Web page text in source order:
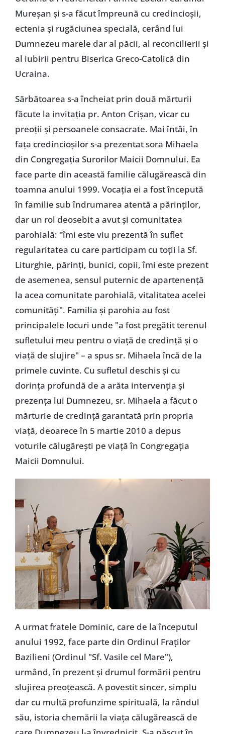
Mureşan şi s-a făcut împreună cu credincioşii,
ectenia şi rugăciunea specială, cerând lui
Dumnezeu marele dar al păcii, al reconcilierii şi
al iubirii pentru Biserica Greco-Catolică din
Ucraina.
Sărbătoarea s-a încheiat prin două mărturii
făcute la invitaţia pr. Anton Crişan, vicar cu
preoţii şi persoanele consacrate. Mai întâi, în
faţa credincioşilor s-a prezentat sora Mihaela
din Congregaţia Surorilor Maicii Domnului. Ea
face parte din această familie călugărească din
toamna anului 1999. Vocaţia ei a fost începută
în familie sub îndrumarea atentă a părinţilor,
dar un rol deosebit a avut şi comunitatea
parohială: "îmi este viu prezentă în suflet
regularitatea cu care participam cu toţii la Sf.
Liturghie, părinţi, bunici, copii, îmi este prezent
de asemenea, sensul puternic de apartenenţă
la acea comunitate parohială, vitalitatea acelei
comunităţi". Familia şi parohia au fost
principalele locuri unde "a fost pregătit terenul
sufletului meu pentru o viaţă de credinţă şi o
viaţă de slujire" – a spus sr. Mihaela încă de la
primele cuvinte. Cu sufletul deschis şi cu
dorinţa profundă de a arăta intervenţia şi
prezenţa lui Dumnezeu, sr. Mihaela a făcut o
mărturie de credinţă garantată prin propria
viaţă, deoarece în 5 martie 2010 a depus
voturile călugăreşti pe viaţă în Congregaţia
Maicii Domnului.
A urmat fratele Dominic, care de la începutul
anului 1992, face parte din Ordinul Fraţilor
Bazilieni (Ordinul "Sf. Vasile cel Mare"),
urmând, în prezent şi drumul formării pentru
slujirea preoţească. A povestit sincer, simplu
dar cu multă profunzime spirituală, la rândul
său, istoria chemării la viaţa călugărească de